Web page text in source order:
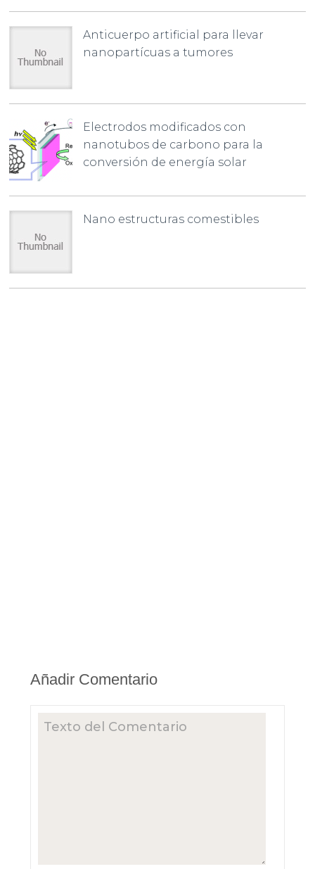
Anticuerpo artificial para llevar
nanopartícuas a tumores
Electrodos modificados con
nanotubos de carbono para la
conversión de energía solar
Nano estructuras comestibles
Añadir Comentario